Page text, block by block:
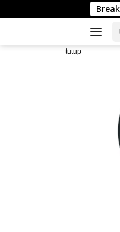
ke
Posisinya sebagai
tutup